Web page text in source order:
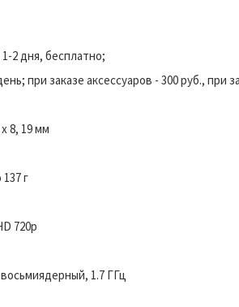
2 дня, бесплатно;
при заказе аксессуаров - 300 руб., при
8, 19 мм
г
720p
1.7 ГГц